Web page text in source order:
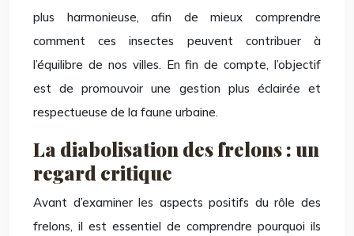
plus harmonieuse, afin de mieux comprendre
comment ces insectes peuvent contribuer à
l’équilibre de nos villes. En fin de compte, l’objectif
est de promouvoir une gestion plus éclairée et
respectueuse de la faune urbaine.
La diabolisation des frelons : un
regard critique
Avant d’examiner les aspects positifs du rôle des
frelons, il est essentiel de comprendre pourquoi ils